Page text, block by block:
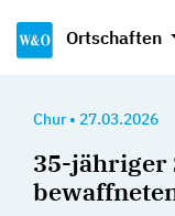
Ortschaften
Chur • 27.03.2026
35-jähriger